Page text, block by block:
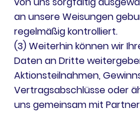
an unsere Weisungen
regelmäßig kontrolliert.
(3) Weiterhin können wir
Daten an Dritte
Aktionsteilnahmen,
Vertragsabschlüsse oder
uns gemeinsam mit